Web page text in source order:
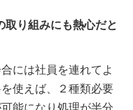
り組みにも熱心だと
には社員を連れてよ
使えば、２種類必要
能になり処理が半分